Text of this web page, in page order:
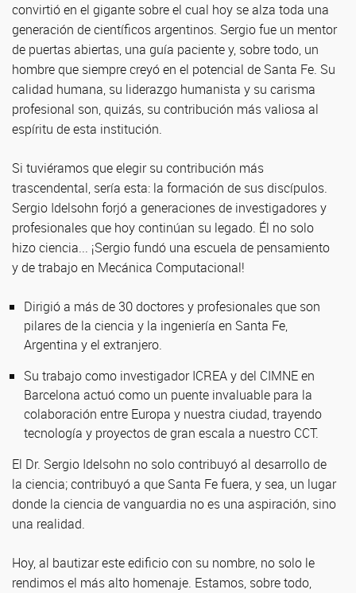
convirtió en el gigante sobre el cual hoy se alza toda una
generación de científicos argentinos. Sergio fue un mentor
de puertas abiertas, una guía paciente y, sobre todo, un
hombre que siempre creyó en el potencial de Santa Fe. Su
calidad humana, su liderazgo humanista y su carisma
profesional son, quizás, su contribución más valiosa al
espíritu de esta institución.
Si tuviéramos que elegir su contribución más
trascendental, sería esta: la formación de sus discípulos.
Sergio Idelsohn forjó a generaciones de investigadores y
profesionales que hoy continúan su legado. Él no solo
hizo ciencia... ¡Sergio fundó una escuela de pensamiento
y de trabajo en Mecánica Computacional!
Dirigió a más de 30 doctores y profesionales que son
pilares de la ciencia y la ingeniería en Santa Fe,
Argentina y el extranjero.
Su trabajo como investigador ICREA y del CIMNE en
Barcelona actuó como un puente invaluable para la
colaboración entre Europa y nuestra ciudad, trayendo
tecnología y proyectos de gran escala a nuestro CCT.
El Dr. Sergio Idelsohn no solo contribuyó al desarrollo de
la ciencia; contribuyó a que Santa Fe fuera, y sea, un lugar
donde la ciencia de vanguardia no es una aspiración, sino
una realidad.
Hoy, al bautizar este edificio con su nombre, no solo le
rendimos el más alto homenaje. Estamos, sobre todo,